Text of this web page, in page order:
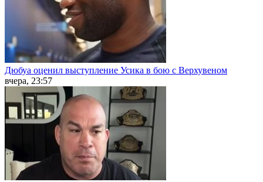
Дюбуа оценил выступление Усика в бою с Верхувеном
вчера, 23:57